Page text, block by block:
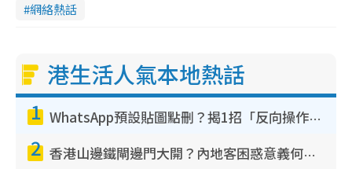
網絡熱話
港生活人氣本地熱話
1 WhatsApp預設貼圖點刪？揭1招「反向操作」還原簡潔介面 附3步實測教學
2 香港山邊鐵閘邊門大開？內地客困惑意義何在！網民神回覆：呢種叫法理性防禦